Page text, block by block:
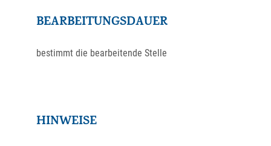
BEARBEITUNGSDAUER
bestimmt die bearbeitende Stelle
HINWEISE